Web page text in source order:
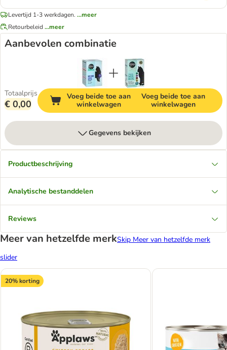
Levertijd 1-3 werkdagen. ...meer
Retourbeleid ...meer
Aanbevolen combinatie
Totaalprijs
€ 0,00
Voeg beide toe aan
winkelwagen
Voeg beide toe aan
winkelwagen
Gegevens bekijken
Productbeschrijving
Analytische bestanddelen
Reviews
Meer van hetzelfde merkSkip Meer van hetzelfde merk
slider
20% korting